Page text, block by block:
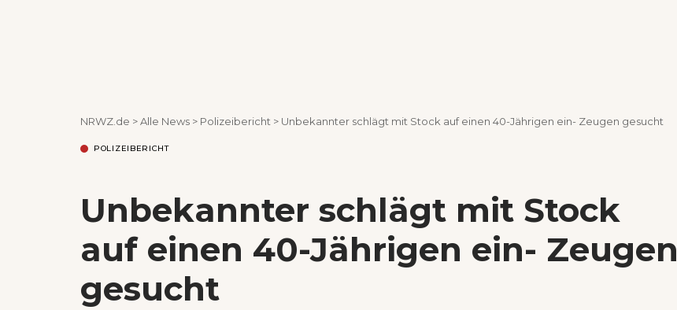
NRWZ.de >Alle News > Polizeibericht > Unbekannter schlägt mit Stock auf einen 40-Jährigen ein- Zeugen gesucht
POLIZEIBERICHT
Unbekannter schlägt mit Stock
auf einen 40-Jährigen ein- Zeugen
gesucht